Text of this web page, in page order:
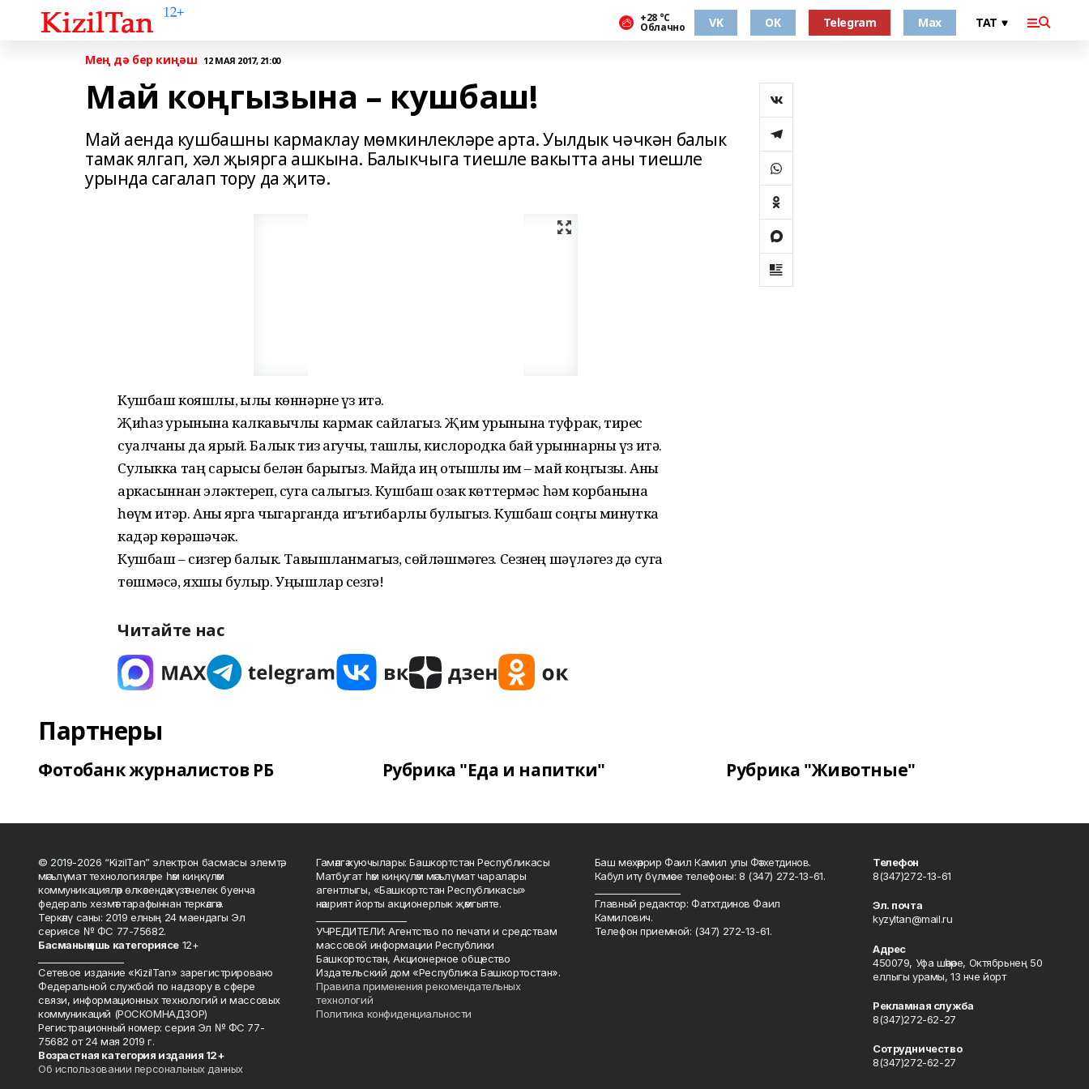
+28 °С
Облачно VK OK Telegram Max
Мең дә бер киңәш 12 МАЯ 2017, 21:00
Май коңгызына – кушбаш!
Май аенда кушбашны кармаклау мөмкинлекләре арта. Уылдык чәчкән балык
тамак ялгап, хәл җыярга ашкына. Балыкчыга тиешле вакытта аны тиешле
урында сагалап тору да җитә.
Кушбаш кояшлы, җылы көннәрне үз итә.
Җиһаз урынына калкавычлы кармак сайлагыз. Җим урынына туфрак, тирес
суалчаны да ярый. Балык тиз агучы, ташлы, кислородка бай урыннарны үз итә.
Сулыкка таң сарысы белән барыгыз. Майда иң отышлы җим – май коңгызы. Аны
аркасыннан эләктереп, суга салыгыз. Кушбаш озак көттермәс һәм корбанына
һөҗүм итәр. Аны ярга чыгарганда игътибарлы булыгыз. Кушбаш соңгы минутка
кадәр көрәшәчәк.
Кушбаш – сизгер балык. Тавышланмагыз, сөй­ләшмәгез. Сезнең шәүләгез дә суга
төшмәсә, яхшы булыр. Уңышлар сезгә!
Читайте нас
Партнеры
Фотобанк журналистов РБ Рубрика "Еда и напитки" Рубрика "Животные"
© 2019-2026 “KizilTan” электрон басмасы элемтә,
мәгълүмат технологияләре һәм киңкүләм
коммуникацияләр өлкәсендә күзәтчелек буенча
федераль хезмәт тарафыннан теркәлгән.
Теркәлү саны: 2019 елның 24 маендагы Эл
сериясе № ФС 77-75682.
Басманың яшь категориясе12+
Сетевое издание «KizilTan» зарегистрировано
Федеральной службой по надзору в сфере
связи, информационных технологий и массовых
коммуникаций (РОСКОМНАДЗОР)
Регистрационный номер: серия Эл № ФС 77-
75682 от 24 мая 2019 г.
Возрастная категория издания 12+
Об использовании персональных данных
Гамәлгә куючылары: Башкортстан Республикасы
Матбугат һәм киңкүләм мәгълүмат чаралары
агентлыгы, «Башкортстан Республикасы»
нәшрият йорты акционерлык җәмгыяте.
УЧРЕДИТЕЛИ: Агентство по печати и средствам
массовой информации Республики
Башкортостан, Акционерное общество
Издательский дом «Республика Башкортостан».
Правила применения рекомендательных
технологий
Политика конфиденциальности
Баш мөхәррир Фаил Камил улы Фәтхетдинов.
Кабул итү бүлмәсе телефоны: 8 (347) 272-13-61.
Главный редактор: Фатхтдинов Фаил
Камилович.
Телефон приемной: (347) 272-13-61.
Телефон
8(347)272-13-61
Эл. почта
kyzyltan@mail.ru
Адрес
450079, Уфа шәһәре, Октябрьнең 50
еллыгы урамы, 13 нче йорт
Рекламная служба
8(347)272-62-27
Сотрудничество
8(347)272-62-27